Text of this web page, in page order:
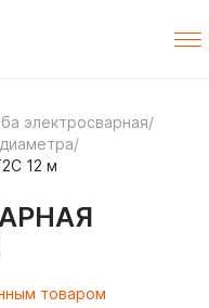
электросварная/
/
12 м
товаром